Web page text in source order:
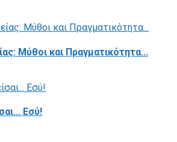
Μύθοι και Πραγματικότητα...
Εσύ!